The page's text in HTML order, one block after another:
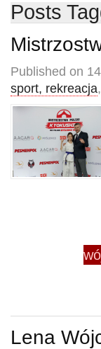
Posts
Published on
sport, rekreacja,
Lena